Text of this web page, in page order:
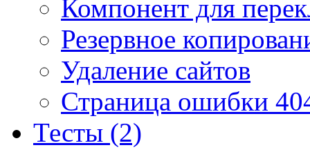
Компонент для
Резервное
Удаление сайтов
Страница ошибки
Тесты (2)